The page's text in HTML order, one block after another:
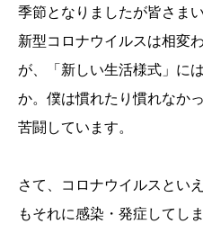
季節となりましたが皆さま
新型コロナウイルスは相変
が、「新しい生活様式」に
か。僕は慣れたり慣れなか
苦闘しています。
さて、コロナウイルスとい
もそれに感染・発症してし